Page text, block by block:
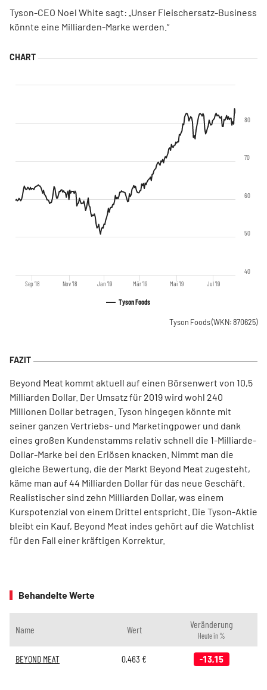
Tyson-CEO Noel White sagt: „Unser Fleischersatz-Business
könnte eine Milliarden-Marke werden.“
Tyson Foods
Sep '18 Nov '18 Jan '19 Mär '19 Mai '19 Jul '19
40
50
60
70
80
Tyson Foods(WKN: 870625)
Beyond Meat kommt aktuell auf einen Börsenwert von 10,5
Milliarden Dollar. Der Umsatz für 2019 wird wohl 240
Millionen Dollar betragen. Tyson hingegen könnte mit
seiner ganzen Vertriebs- und Marketingpower und dank
eines großen Kundenstamms relativ schnell die 1-Milliarde-
Dollar-Marke bei den Erlösen knacken. Nimmt man die
gleiche Bewertung, die der Markt Beyond Meat zugesteht,
käme man auf 44 Milliarden Dollar für das neue Geschäft.
Realistischer sind zehn Milliarden Dollar, was einem
Kurspotenzial von einem Drittel entspricht. Die Tyson-Aktie
bleibt ein Kauf, Beyond Meat indes gehört auf die Watchlist
für den Fall einer kräftigen Korrektur.
Behandelte Werte
Name Wert Veränderung
Heute in %
BEYOND MEAT 0,463 € -13,15